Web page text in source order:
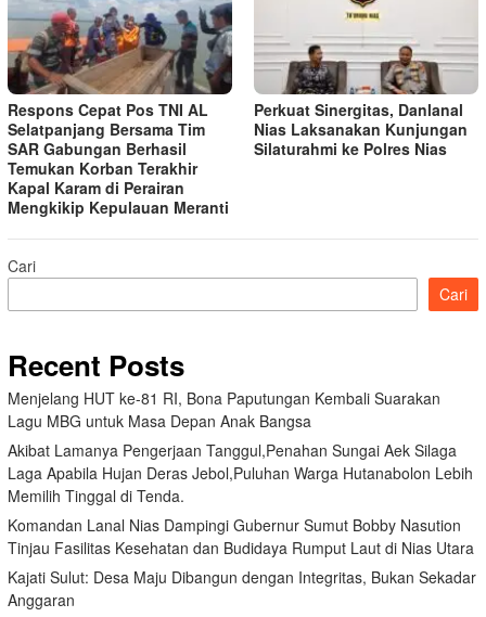
Respons Cepat Pos TNI AL
Selatpanjang Bersama Tim
SAR Gabungan Berhasil
Temukan Korban Terakhir
Kapal Karam di Perairan
Mengkikip Kepulauan Meranti
Perkuat Sinergitas, Danlanal
Nias Laksanakan Kunjungan
Silaturahmi ke Polres Nias
Cari
Cari
Recent Posts
Menjelang HUT ke-81 RI, Bona Paputungan Kembali Suarakan
Lagu MBG untuk Masa Depan Anak Bangsa
Akibat Lamanya Pengerjaan Tanggul,Penahan Sungai Aek Silaga
Laga Apabila Hujan Deras Jebol,Puluhan Warga Hutanabolon Lebih
Memilih Tinggal di Tenda.
Komandan Lanal Nias Dampingi Gubernur Sumut Bobby Nasution
Tinjau Fasilitas Kesehatan dan Budidaya Rumput Laut di Nias Utara
Kajati Sulut: Desa Maju Dibangun dengan Integritas, Bukan Sekadar
Anggaran